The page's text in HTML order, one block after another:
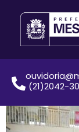
(21)2042-